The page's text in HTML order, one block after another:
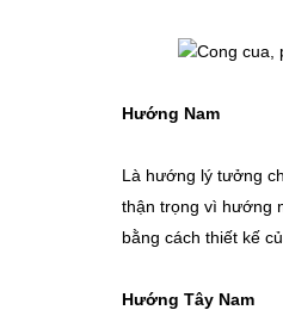
Hướng Nam
Là hướng lý tưởng
thận trọng vì hướng
bằng cách thiết kế
Hướng Tây Nam